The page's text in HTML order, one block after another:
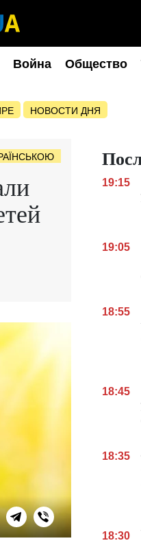
Война Общество
НОВОСТИ ДНЯ
19:15
19:05
18:55
18:45
18:35
18:30